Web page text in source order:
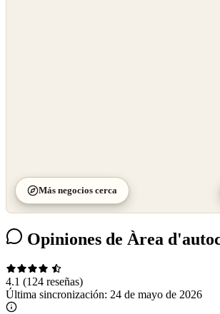
Más negocios cerca
Opiniones de Àrea
4.1 (124 reseñas)
Última sincronización: 24 de mayo de 2026